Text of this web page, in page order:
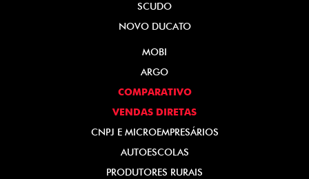
SCUDO
NOVO DUCATO
MOBI
ARGO
COMPARATIVO
VENDAS DIRETAS
CNPJ E MICROEMPRESÁRIOS
AUTOESCOLAS
PRODUTORES RURAIS